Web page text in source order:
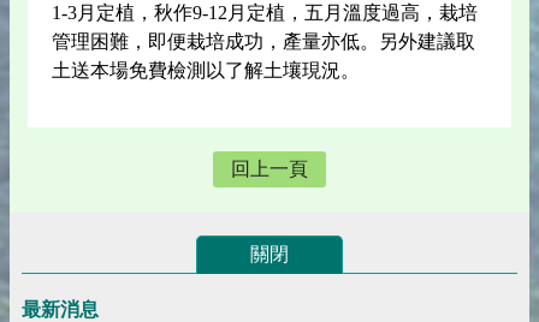
1-3月定植，秋作9-12月定植，五月溫度過高，栽培
管理困難，即便栽培成功，產量亦低。另外建議取
土送本場免費檢測以了解土壤現況。
回上一頁
關閉
最新消息